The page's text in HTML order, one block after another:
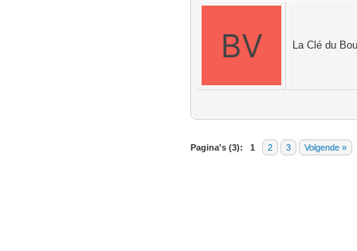
La Clé du
Pagina's (3): 1 2 3 Volgende »